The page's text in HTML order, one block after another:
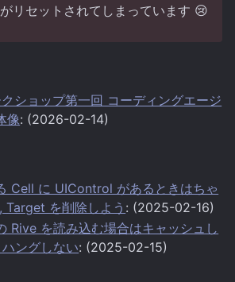
リセットされてしまっています 😢
ショップ第一回 コーディングエージ
像: (2026-02-14)
Cell に UIControl があるときはちゃ
Target を削除しよう : (2025-02-16)
Rive を読み込む場合はキャッシュし
ングしない: (2025-02-15)